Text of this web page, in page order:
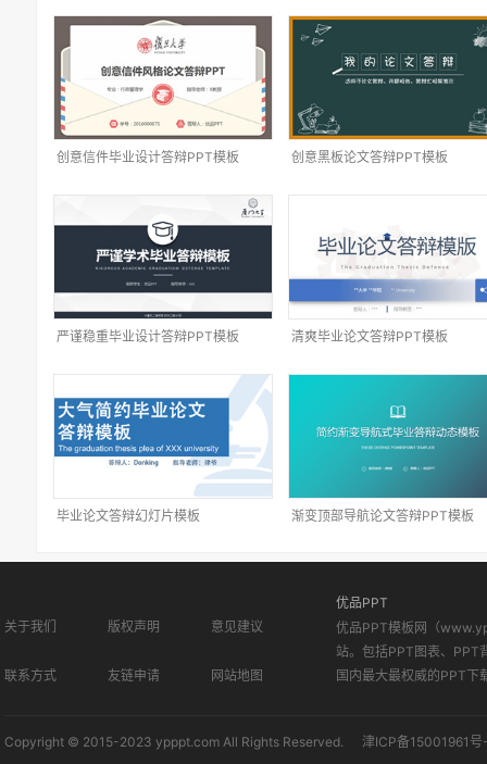
创意信件毕业设计答辩PPT模板 创意黑板论文答辩PPT模板
严谨稳重毕业设计答辩PPT模板 清爽毕业论文答辩PPT模板
毕业论文答辩幻灯片模板 渐变顶部导航论文答辩PPT模板
关于我们 版权声明 意见建议
联系方式 友链申请 网站地图
优品PPT
优品PPT模板网（
站。包括PPT图表、PPT
国内最大最权威的PPT下
Copyright © 2015-2023 ypppt.com All Rights Reserved. 津ICP备15001961号